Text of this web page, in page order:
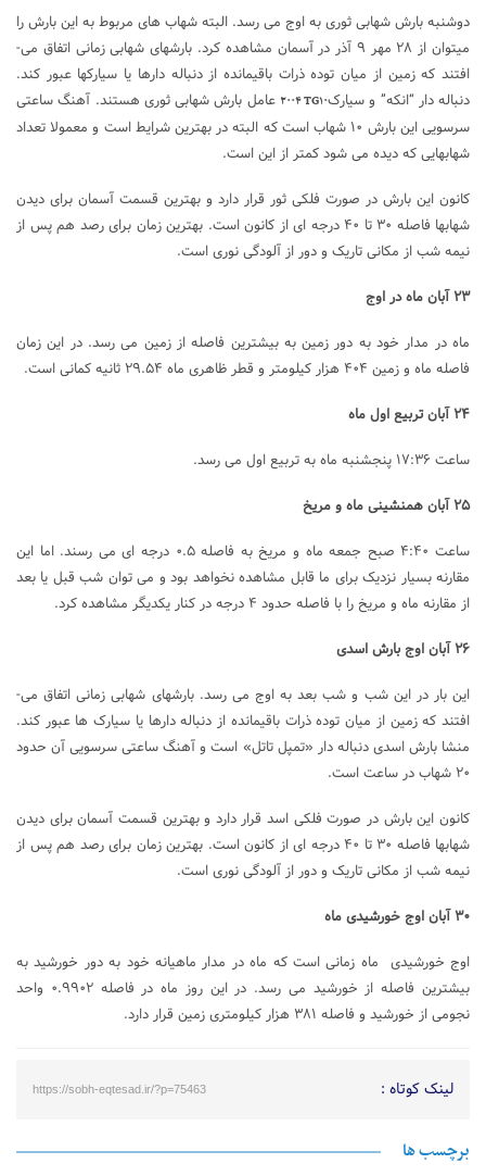
دوشنبه بارش شهابی ثوری به اوج می ­رسد. البته شهاب های مربوط به این بارش را
می­توان از ۲۸ مهر ۹ آذر در آسمان مشاهده کرد. بارشهای شهابی زمانی اتفاق می­
افتند که زمین از میان توده ذرات باقیمانده از دنباله­ دارها یا سیارکها عبور کند.
دنباله دار “انکه” و سیارک۲۰۰۴ TG۱۰ عامل بارش شهابی ثوری هستند. آهنگ ساعتی
سرسویی این بارش ۱۰ شهاب است که البته در بهترین شرایط است و معمولا تعداد
شهابهایی که دیده می ­شود کمتر از این است.
کانون این بارش در صورت فلکی ثور قرار دارد و بهترین قسمت آسمان برای دیدن
شهابها فاصله ۳۰ تا ۴۰ درجه ­ای از کانون است. بهترین زمان برای رصد هم پس از
نیمه شب از مکانی تاریک و دور از آلودگی نوری است.
۲۳ آبان ماه در اوج
ماه در مدار خود به دور زمین به بیشترین فاصله از زمین می­ رسد. در این زمان
فاصله ماه و زمین ۴۰۴ هزار کیلومتر و قطر ظاهری ماه ۲۹.۵۴ ثانیه کمانی است.
۲۴ آبان تربیع اول ماه
ساعت ۱۷:۳۶ پنجشنبه ماه به تربیع اول می­ رسد.
۲۵ آبان همنشینی ماه و مریخ
ساعت ۴:۴۰ صبح جمعه ماه و مریخ به فاصله ۰.۵ درجه ای می­ رسند. اما این
مقارنه بسیار نزدیک برای ما قابل مشاهده نخواهد بود و می­ توان شب قبل یا بعد
از مقارنه ماه و مریخ را با فاصله حدود ۴ درجه در کنار یکدیگر مشاهده کرد.
۲۶ آبان اوج بارش اسدی
این بار در این شب و شب بعد به اوج می ­رسد. بارشهای شهابی زمانی اتفاق می­
افتند که زمین از میان توده ذرات باقیمانده از دنباله ­دارها یا سیارک ها عبور کند.
منشا بارش اسدی دنباله­ دار «تمپل­ تاتل» است و آهنگ ساعتی سرسویی آن حدود
۲۰ شهاب در ساعت است.
کانون این بارش در صورت فلکی اسد قرار دارد و بهترین قسمت آسمان برای دیدن
شهابها فاصله ۳۰ تا ۴۰ درجه ­ای از کانون است. بهترین زمان برای رصد هم پس از
نیمه شب از مکانی تاریک و دور از آلودگی نوری است.
۳۰ آبان اوج خورشیدی ماه
اوج خورشیدی ماه زمانی است که ماه در مدار ماهیانه خود به دور خورشید به
بیشترین فاصله از خورشید می­ رسد. در این روز ماه در فاصله ۰.۹۹۰۲ واحد
نجومی از خورشید و فاصله ۳۸۱ هزار کیلومتری زمین قرار دارد.
لینک کوتاه : https://sobh-eqtesad.ir/?p=75463
برچسب ها